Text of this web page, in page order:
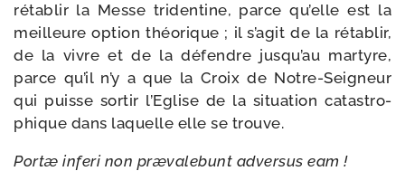
réta­blir la Messe tri­den­tine, parce qu’elle est la
meilleure option théo­rique ; il s’agit de la réta­blir,
de la vivre et de la défendre jusqu’au mar­tyre,
parce qu’il n’y a que la Croix de Notre-​Seigneur
qui puisse sor­tir l’Eglise de la situa­tion catas­tro­
phique dans laquelle elle se trouve.
Portæ infe­ri non præ­va­le­bunt adver­sus eam !